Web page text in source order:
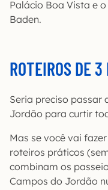
Palácio Boa Vista e
Baden.
ROTEIROS DE 3
Seria preciso passar
Jordão para curtir
Mas se você vai
roteiros práticos
combinam os
Campos do Jordão